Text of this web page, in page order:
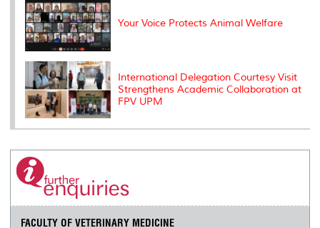
Your Voice Protects Animal Welfare
International Delegation Courtesy Visit
Strengthens Academic Collaboration at
FPV UPM
FACULTY OF VETERINARY MEDICINE